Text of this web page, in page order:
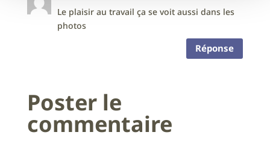
Le plaisir au travail ça se voit aussi dans les
photos
Réponse
Poster le
commentaire